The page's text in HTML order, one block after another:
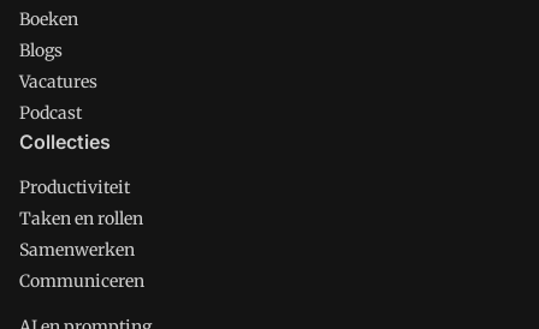
Boeken
Blogs
Vacatures
Podcast
Collecties
Productiviteit
Taken en rollen
Samenwerken
Communiceren